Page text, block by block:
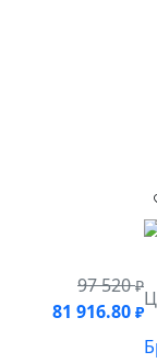
97 520₽
81 916.80 ₽